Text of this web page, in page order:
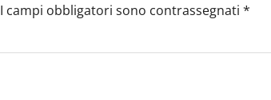
I campi obbligatori sono contrassegnati *